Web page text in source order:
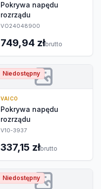
Pokrywa napędu
rozrządu
VO24048900
749,94 złbrutto
Niedostępny
VAICO
Pokrywa napędu
rozrządu
V10-3937
337,15 złbrutto
Niedostępny